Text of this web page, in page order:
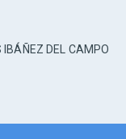
IBÁÑEZ DEL CAMPO